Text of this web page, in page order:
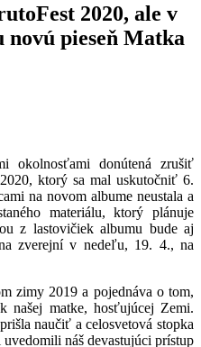
2020, ale v
pieseň Matka
okolnosťami donútená zrušiť
ktorý sa mal uskutočniť 6.
na novom albume neustala a
materiálu, ktorý plánuje
z lastovičiek albumu bude aj
zverejní v nedeľu, 19. 4., na
zimy 2019 a pojednáva o tom,
našej matke, hosťujúcej Zemi.
naučiť a celosvetová stopka
náš devastujúci prístup